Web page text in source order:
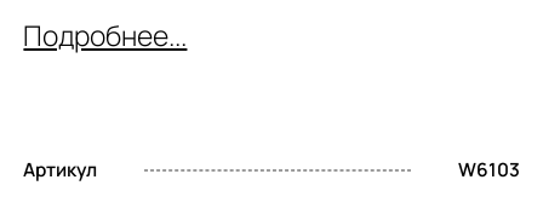
Подробнее...
Артикул W6103